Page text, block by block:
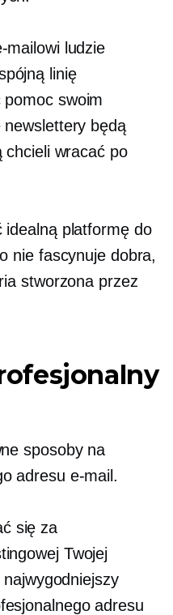
mailowi ​​ludzie
linię
pomoc swoim
będą
chcieli wracać po
idealną platformę do
nie fascynuje dobra,
stworzona przez
sposoby na
adresu e-mail.
się za
Twojej
najwygodniejszy
adresu